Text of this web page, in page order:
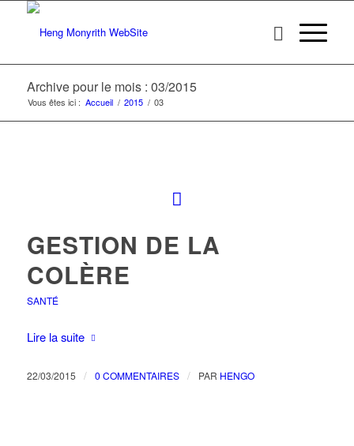
Archive pour le mois : 03/2015
Vous êtes ici : Accueil / 2015 / 03
GESTION DE LA
COLÈRE
SANTÉ
Lire la suite
22/03/2015 / 0 COMMENTAIRES / PAR HENGO